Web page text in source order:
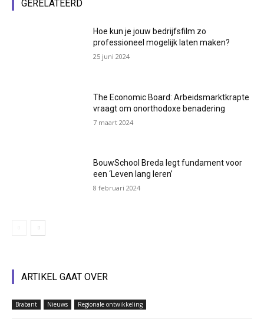
GERELATEERD
Hoe kun je jouw bedrijfsfilm zo
professioneel mogelijk laten maken?
25 juni 2024
The Economic Board: Arbeidsmarktkrapte
vraagt om onorthodoxe benadering
7 maart 2024
BouwSchool Breda legt fundament voor
een ‘Leven lang leren’
8 februari 2024
ARTIKEL GAAT OVER
Brabant Nieuws Regionale ontwikkeling